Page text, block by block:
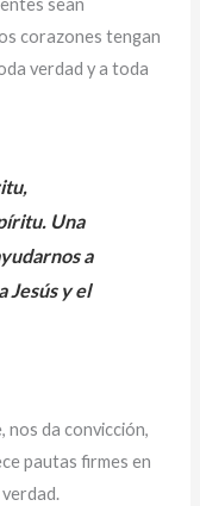
sean
corazones tengan
verdad y a toda
Una
a
y el
nos da convicción,
pautas firmes en